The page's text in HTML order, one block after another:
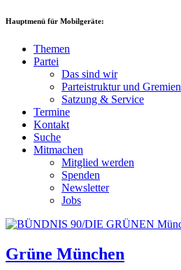
Hauptmenü für Mobilgeräte:
Themen
Partei
Das sind wir
Parteistruktur und Gremien
Satzung & Service
Termine
Kontakt
Suche
Mitmachen
Mitglied werden
Spenden
Newsletter
Jobs
Grüne München